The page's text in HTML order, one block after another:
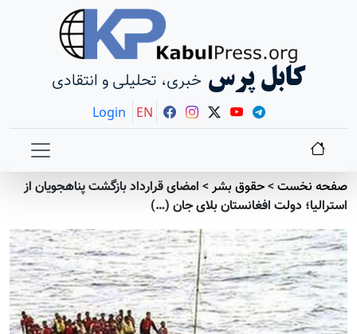
کابل پرس خبری، تحلیلی و انتقادی
Login EN
صفحه نخست>حقوق بشر> امضای قرارداد بازگشت پناهجویان از
استرالیا؛ دولت افغانستان بلای جان (…)